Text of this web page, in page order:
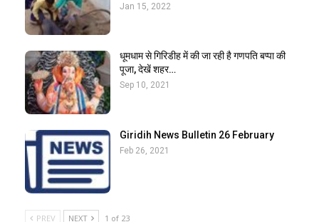
Jan 15, 2022
धूमधाम से गिरिडीह में की जा रही है गणपति बप्पा की
पूजा, देखें शहर…
Sep 10, 2021
Giridih News Bulletin 26 February
Feb 26, 2021
PREV NEXT 1 of 23